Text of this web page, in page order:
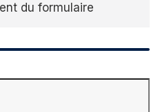
du formulaire